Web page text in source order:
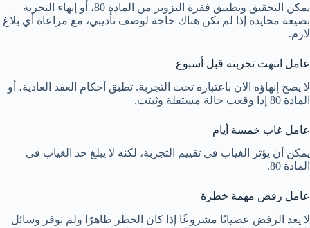
يمكن التحقيق وتطبيق فقرة التزوير من المادة 80، أو إنهاء التجربة
بصيغة محايدة إذا لم تكن هناك حاجة لوصف تأديبي، مع مراعاة أي بلاغ
لازم.
عامل انتهت تجربته قبل أسبوع
لا يصح إنهاؤه الآن باعتباره تحت التجربة. تطبق أحكام العقد العادية، أو
المادة 80 إذا وقعت حالة مستقلة وثبتت.
عامل غاب خمسة أيام
يمكن أن يؤثر الغياب في تقييم التجربة، لكنه لا يبلغ حد الغياب في
المادة 80.
عامل رفض مهمة خطرة
لا يعد الرفض عصيانًا مشروعًا إذا كان الخطر ظاهرًا ولم توفر وسائل